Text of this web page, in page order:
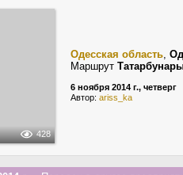
428
Одесская область,
Маршрут
6 ноября 2014 г., четверг
Автор: ariss_ka